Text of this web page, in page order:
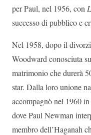
per Paul, nel 1956, con
successo di pubblico e
Nel 1958, dopo il
Woodward conosciuta
matrimonio che durerà
star. Dalla loro unione
accompagnò nel 1960
dove Paul Newman
membro dell’Haganah